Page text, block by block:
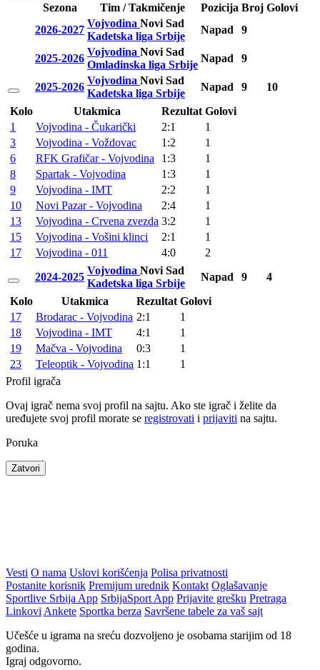
Sezona
Tim / Takmičenje Pozicija Broj Golovi
2026-2027
Vojvodina Novi Sad
Kadetska liga Srbije
Napad 9
2025-2026
Vojvodina Novi Sad
Omladinska liga Srbije
Napad 9
2025-2026
Vojvodina Novi Sad
Kadetska liga Srbije
Napad 9
10
Kolo
Utakmica Rezultat Golovi
1
Vojvodina - Čukarički 2:1
1
3
Vojvodina - Voždovac 1:2
1
6
RFK Grafičar - Vojvodina 1:3
1
8
Spartak - Vojvodina 1:3
1
9
Vojvodina - IMT 2:2
1
10
Novi Pazar - Vojvodina 2:4
1
13
Vojvodina - Crvena zvezda 3:2
1
15
Vojvodina - Vošini klinci 2:1
1
17
Vojvodina - 011 4:0
2
2024-2025
Vojvodina Novi Sad
Kadetska liga Srbije
Napad 9
4
Kolo
Utakmica Rezultat Golovi
17
Brodarac - Vojvodina 2:1
1
18
Vojvodina - IMT 4:1
1
19
Mačva - Vojvodina 0:3
1
23
Teleoptik - Vojvodina 1:1
1
Profil igrača
Ovaj igrač nema svoj profil na sajtu. Ako ste igrač i želite da
uređujete svoj profil morate se registrovati i prijaviti na sajtu.
Poruka
Zatvori
Vesti O nama Uslovi korišćenja Polisa privatnosti
Postanite korisnik Premijum urednik Kontakt Oglašavanje
Sportlive Srbija App SrbijaSport App Prijavite grešku Pretraga
Linkovi Ankete Sportka berza Savršene tabele za vaš sajt
Učešće u igrama na sreću dozvoljeno je osobama starijim od 18
godina.
Igraj odgovorno.